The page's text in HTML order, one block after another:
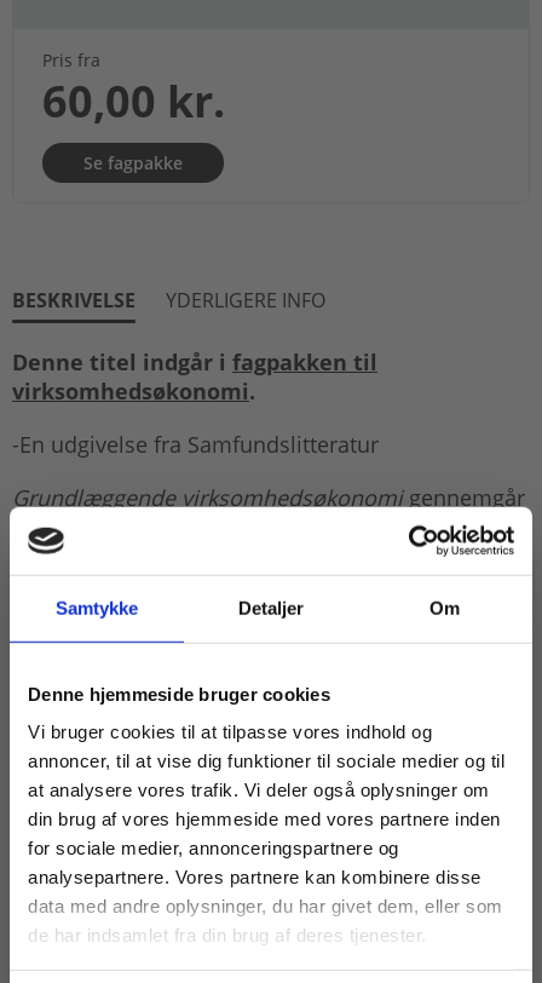
Samtykke Detaljer Om
Denne hjemmeside bruger cookies
Vi bruger cookies til at tilpasse vores indhold og
annoncer, til at vise dig funktioner til sociale medier og til
at analysere vores trafik. Vi deler også oplysninger om
din brug af vores hjemmeside med vores partnere inden
for sociale medier, annonceringspartnere og
analysepartnere. Vores partnere kan kombinere disse
data med andre oplysninger, du har givet dem, eller som
de har indsamlet fra din brug af deres tjenester.
Pris fra
60,00 kr.
Se fagpakke
BESKRIVELSE YDERLIGERE INFO
Denne titel indgår i fagpakken til
virksomhedsøkonomi.
-En udgivelse fra Samfundslitteratur
Grundlæggende virksomhedsøkonomigennemgår
begreber og de regnskabsforhold, som en
iværksætter skal kende, når han eller hun starter
egen virksomhed. Der er illustrative eksempler og
opgaver, som konkret viser, hvordan man gør.
Bogen giver desuden indblik i, hvad en god
forskellige selskabsformer der findes.
Grundlæggende virksomhedsøkonomi kan også
bruges som opslagsbog for iværksættere, der skal
have indsigt i det mest grundlæggende, når det
handler om regnskab og økonomi i forbindelse
med etablering af en virksomhed.
Denne bog er til økonomiuddannelser, hvor den
studerende har brug for en introduktion eller et
Køb læremidler og find masterclasses mm.
Fortsæt som:
For privatkunder og
studerende. Du får
vist priser inkl.
For institutioner og
virksomheder. Du
får vist priser ekskl.